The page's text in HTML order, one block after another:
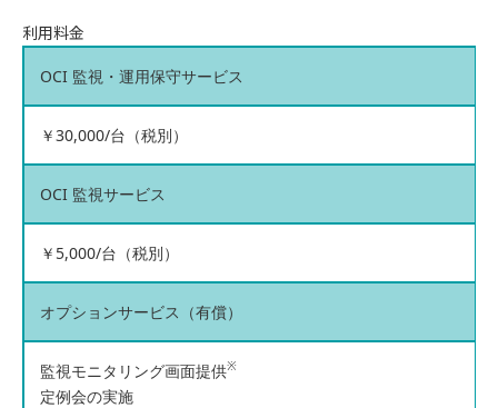
利用料金
OCI 監視・運用保守サービス
￥30,000/台（税別）
OCI 監視サービス
￥5,000/台（税別）
オプションサービス（有償）
監視モニタリング画面提供※
定例会の実施